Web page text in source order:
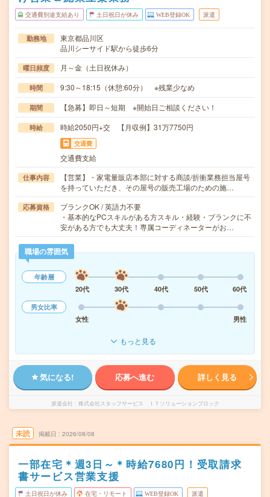
交通費別途支給あり 土日祝日が休み WEB登録OK 派遣
勤務地
東京都品川区
品川シーサイド駅から徒歩6分
曜日頻度 月～金（土日祝休み）
時間 9:30～18:15（休憩:60分） ※残業少なめ
期間 【急募】即日～短期 ※開始日ご相談ください！
時給 時給2050円+交 【月収例】31万7750円
交通費
交通費支給
仕事内容
【営業】・家電量販店本部に対する商談/折衝業務担当屋号
を持っていただき、その屋号の販売工場のための施…
応募資格
ブランクOK / 英語力不要
・基本的なPCスキルがある方スキル・経験・ブランクに不
安がある方でも大丈夫！専属コーディネーターがお…
職場の雰囲気
年齢層
20代
30代 40代 50代
60代
男女比率
女性
男性
もっと見る
気になる! 応募へ進む 詳しく見る
派遣会社 株式会社スタッフサービス ＩＴソリューションブロック
未読 掲載日 2026/08/08
一部在宅＊週3日～＊時給7680円！受取請求
書サービス営業支援
土日祝日が休み 在宅・リモート WEB登録OK 派遣